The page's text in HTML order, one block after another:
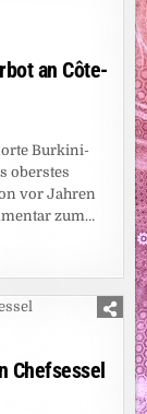
an Côte-
Burkini-
oberstes
vor Jahren
zum…
Chefsessel